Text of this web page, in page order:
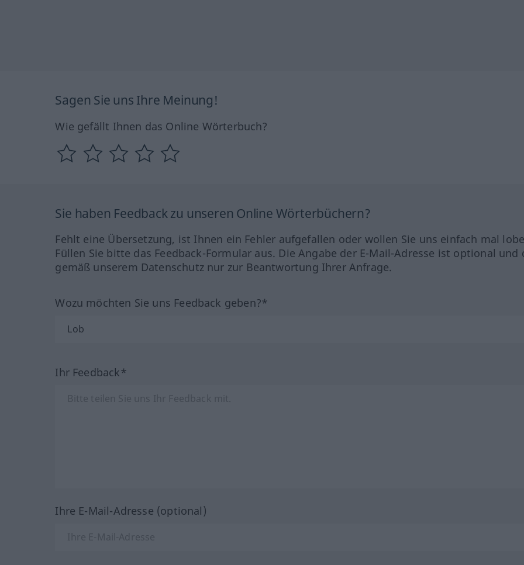
Sagen Sie uns Ihre Meinung!
Wie gefällt Ihnen das Online Wörterbuch?
Sie haben Feedback zu unseren Online Wörterbüchern?
Fehlt eine Übersetzung, ist Ihnen ein Fehler aufgefallen oder wollen Sie uns einfach mal
Füllen Sie bitte das Feedback-Formular aus. Die Angabe der E-Mail-Adresse ist optional und
gemäß unserem Datenschutz nur zur Beantwortung Ihrer Anfrage.
Wozu möchten Sie uns Feedback geben?*
Ihr Feedback*
Ihre E-Mail-Adresse (optional)